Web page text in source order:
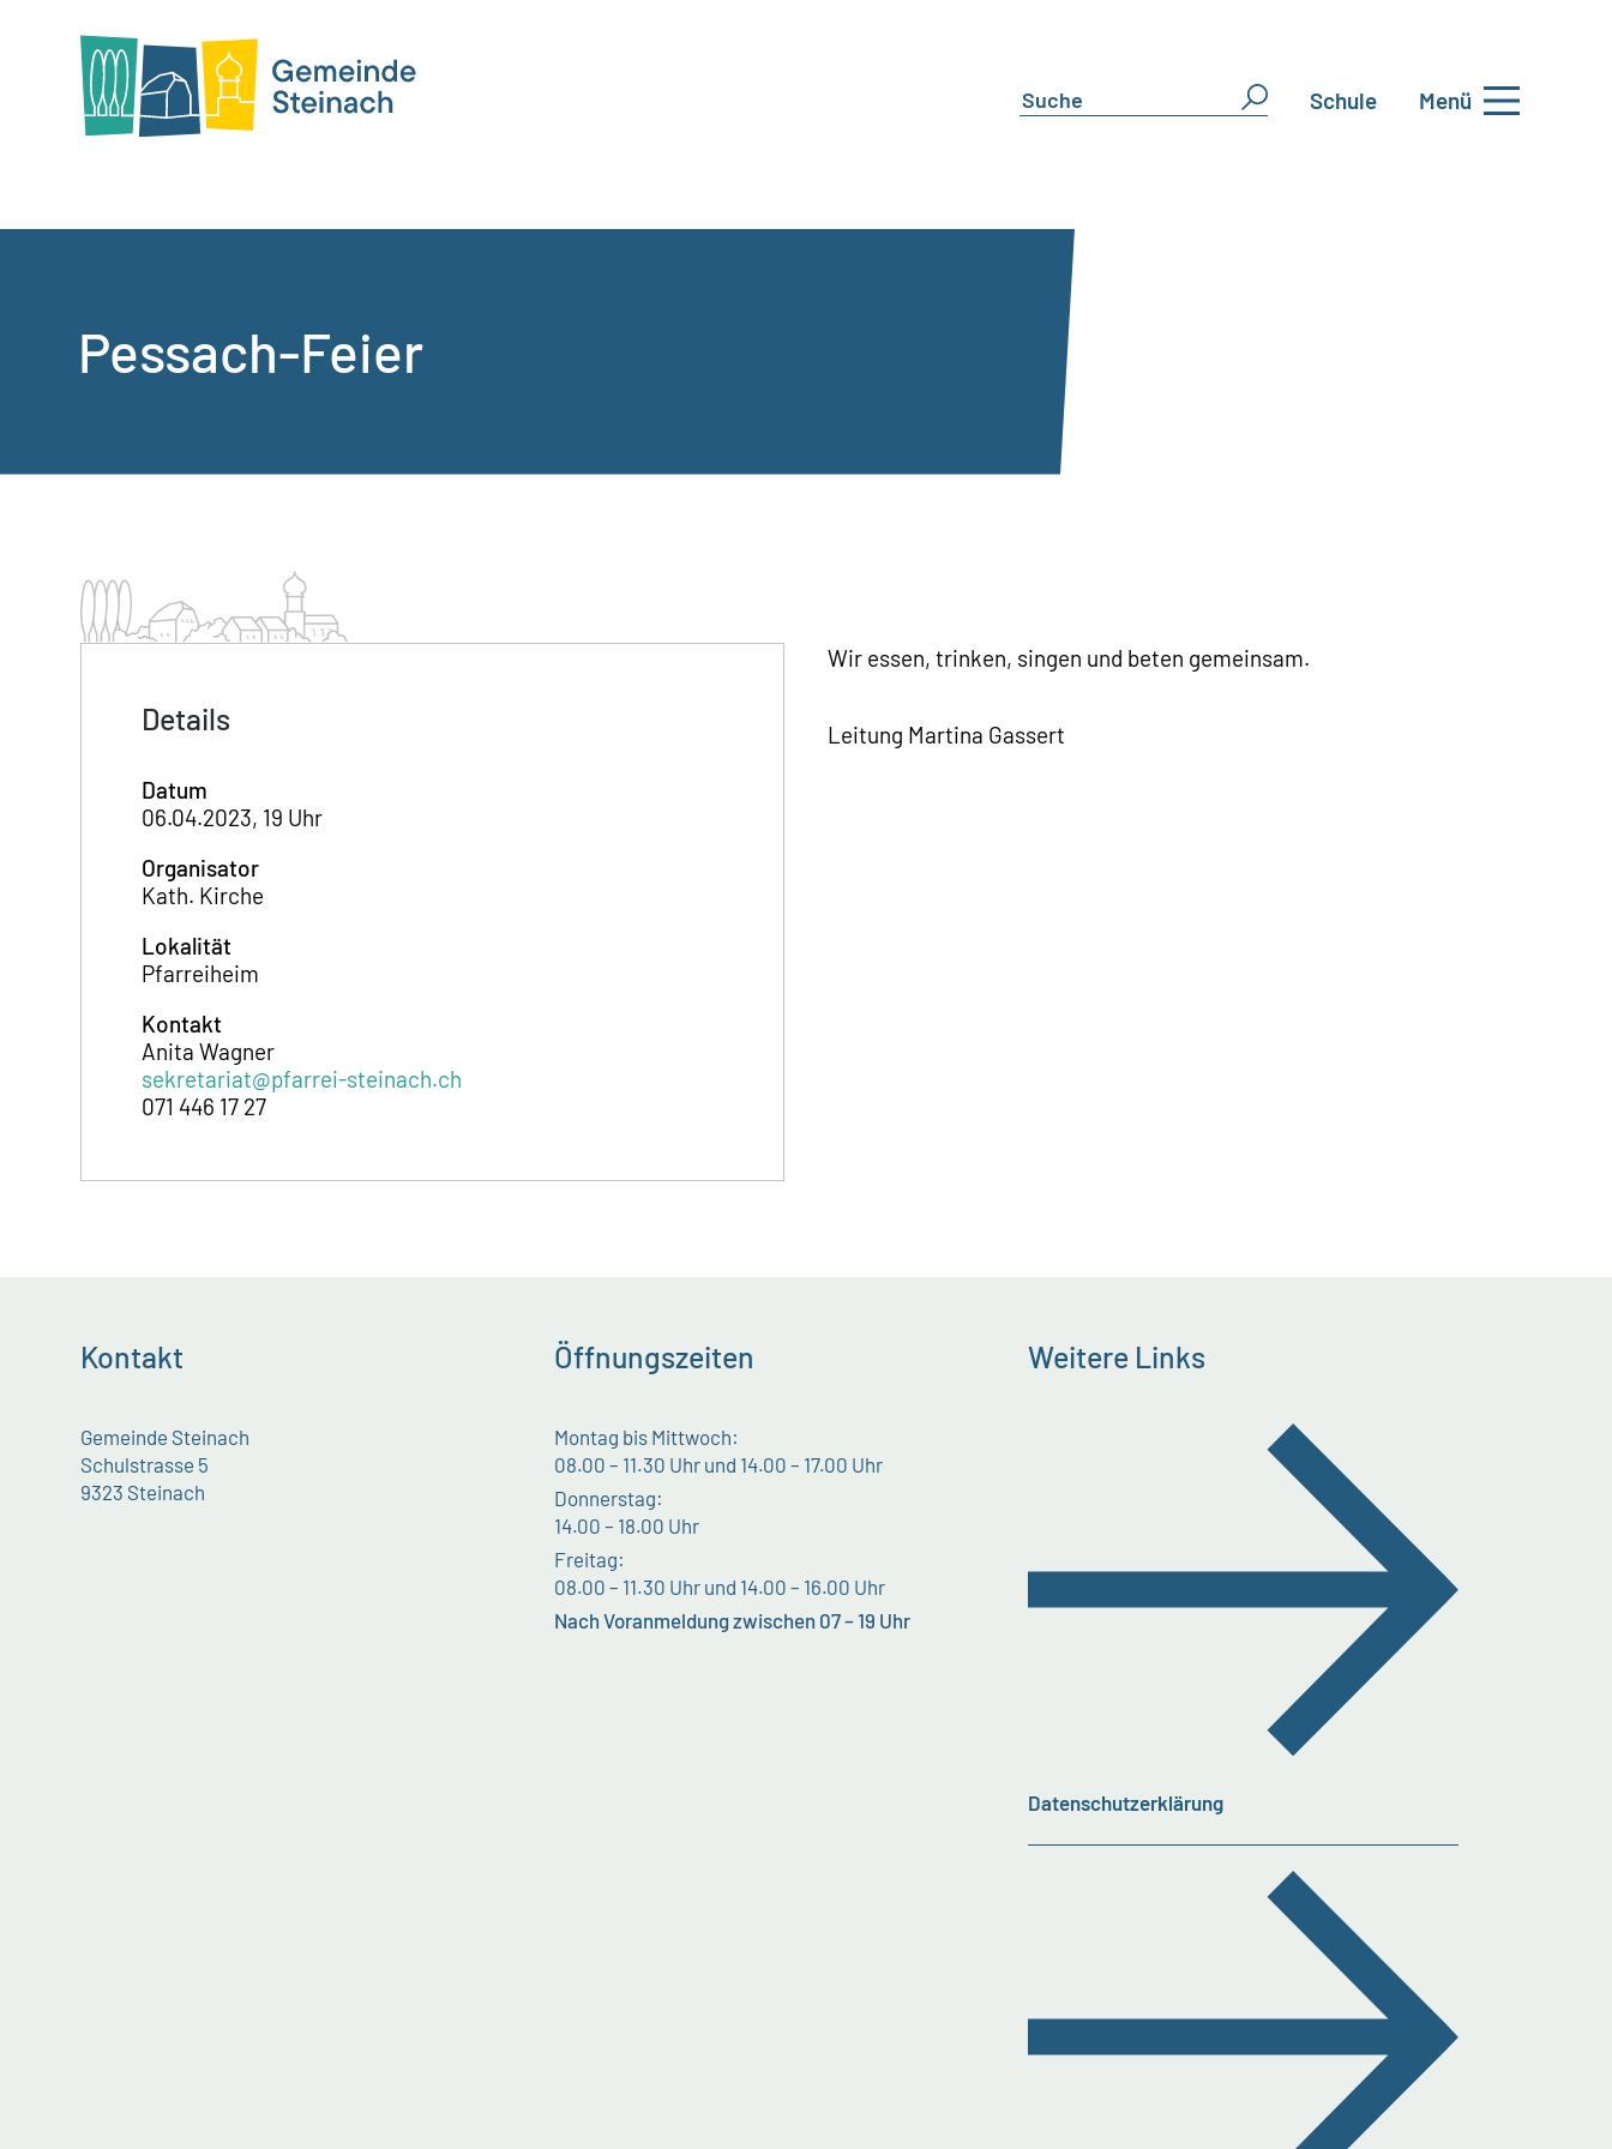
Schule Menü
Pessach-Feier
Details
Datum
06.04.2023, 19 Uhr
Organisator
Kath. Kirche
Lokalität
Pfarreiheim
Kontakt
Anita Wagner
sekretariat@pfarrei-steinach.ch
071 446 17 27
Wir essen, trinken, singen und beten gemeinsam.
Leitung Martina Gassert
Kontakt
Gemeinde Steinach
Schulstrasse 5
9323 Steinach
Öffnungszeiten
Montag bis Mittwoch:
08.00 – 11.30 Uhr und 14.00 – 17.00 Uhr
Donnerstag:
14.00 – 18.00 Uhr
Freitag:
08.00 – 11.30 Uhr und 14.00 – 16.00 Uhr
Nach Voranmeldung zwischen 07 – 19 Uhr
Weitere Links
Datenschutzerklärung